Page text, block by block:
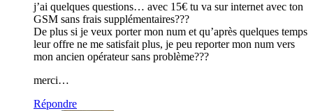
j’ai quelques questions… avec 15€ tu va sur internet avec ton
GSM sans frais supplémentaires???
De plus si je veux porter mon num et qu’après quelques temps
leur offre ne me satisfait plus, je peu reporter mon num vers
mon ancien opérateur sans problème???
merci…
Répondre